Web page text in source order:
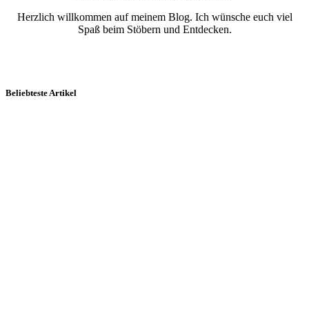
Herzlich willkommen auf meinem Blog. Ich wünsche euch viel
Spaß beim Stöbern und Entdecken.
Beliebteste Artikel